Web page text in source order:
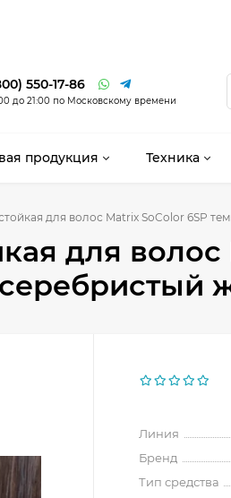
550-17-86
до 21:00 по Московскому времени
продукция Техника
для волос Matrix SoColor 6SP
для волос
Линия
Бренд
Тип средства